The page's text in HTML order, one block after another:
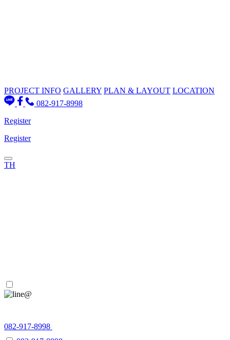
PROJECT INFO GALLERY PLAN & LAYOUT LOCATION
082-917-8998
Register
Register
TH
082-917-8998